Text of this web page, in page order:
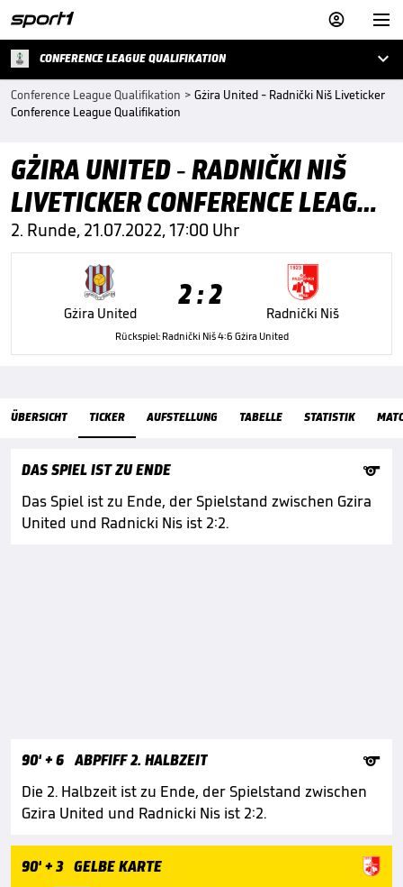


CONFERENCE LEAGUE QUALIFIKATION 
Conference League Qualifikation > Gżira United - Radnički Niš Liveticker
Conference League Qualifikation
GŻIRA UNITED - RADNIČKI NIŠ
LIVETICKER CONFERENCE LEAGUE
QUALIFIKATION
2. Runde, 21.07.2022, 17:00 Uhr
Gżira United
2 : 2
Radnički Niš
Rückspiel: Radnički Niš 4:6 Gżira United
ÜBERSICHT TICKER AUFSTELLUNG TABELLE STATISTIK
ÜbersichtTicker
DAS SPIEL IST ZU ENDE

Das Spiel ist zu Ende, der Spielstand zwischen Gzira
United und Radnicki Nis ist 2:2.
90'+ 6 ABPFIFF 2. HALBZEIT

Die 2. Halbzeit ist zu Ende, der Spielstand zwischen
Gzira United und Radnicki Nis ist 2:2.
90'+ 3 GELBE KARTE